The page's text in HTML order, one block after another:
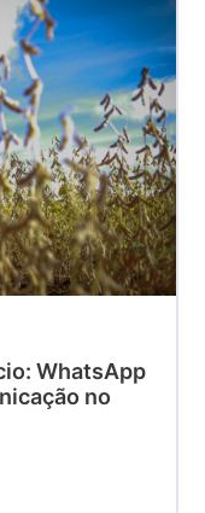
WhatsApp
no